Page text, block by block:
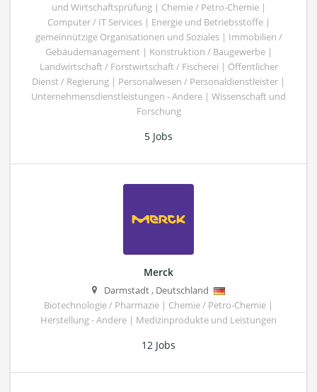
und Wirtschaftsprüfung | Chemie / Petro-Chemie |
Computer / IT Services | Energie und Betriebsstoffe |
gemeinnützige Organisationen und Soziales | Immobilien /
Gebäudemanagement | Konstruktion / Baugewerbe |
Landwirtschaft / Forstwirtschaft / Fischerei | Öffentlicher
Dienst / Regierung | Personalwesen / Personaldienstleister |
Unternehmensdienstleistungen - Andere | Wissenschaft und
Forschung
5 Jobs
Merck
Darmstadt, Deutschland
Biotechnologie / Pharmazie | Chemie / Petro-Chemie |
Herstellung - Andere | Medizinprodukte und Leistungen
12 Jobs